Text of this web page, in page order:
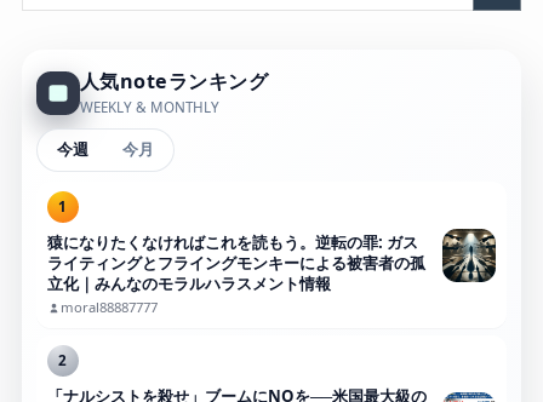
人気noteランキング
WEEKLY & MONTHLY
今週 今月
1
猿になりたくなければこれを読もう。逆転の罪: ガス
ライティングとフライングモンキーによる被害者の孤
立化｜みんなのモラルハラスメント情報
moral88887777
2
「ナルシストを殺せ」ブームにNOを──米国最大級の